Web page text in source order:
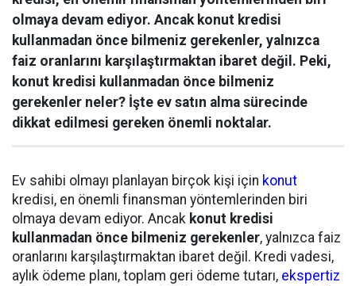
olmaya devam ediyor. Ancak konut kredisi
kullanmadan önce bilmeniz gerekenler, yalnızca
faiz oranlarını karşılaştırmaktan ibaret değil. Peki,
konut kredisi kullanmadan önce bilmeniz
gerekenler neler? İşte ev satın alma sürecinde
dikkat edilmesi gereken önemli noktalar.
Ev sahibi olmayı planlayan birçok kişi için konut
kredisi, en önemli finansman yöntemlerinden biri
olmaya devam ediyor. Ancak konut kredisi
kullanmadan önce bilmeniz gerekenler, yalnızca faiz
oranlarını karşılaştırmaktan ibaret değil. Kredi vadesi,
aylık ödeme planı, toplam geri ödeme tutarı, ekspertiz